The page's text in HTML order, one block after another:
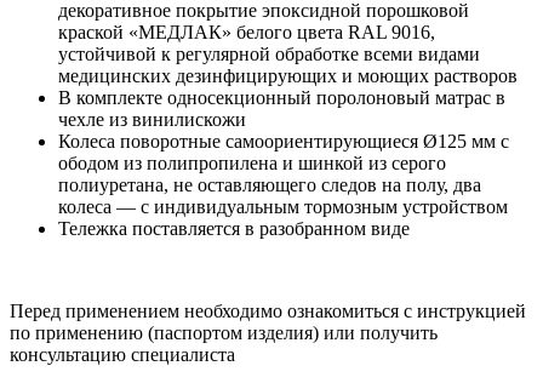
декоративное покрытие эпоксидной порошковой
краской «МЕДЛАК» белого цвета RAL 9016,
устойчивой к регулярной обработке всеми видами
медицинских дезинфицирующих и моющих растворов
В комплекте односекционный поролоновый матрас в
чехле из винилискожи
Колеса поворотные самоориентирующиеся Ø125 мм с
ободом из полипропилена и шинкой из серого
полиуретана, не оставляющего следов на полу, два
колеса — с индивидуальным тормозным устройством
Тележка поставляется в разобранном виде
Перед применением необходимо ознакомиться с инструкцией
по применению (паспортом изделия) или получить
консультацию специалиста